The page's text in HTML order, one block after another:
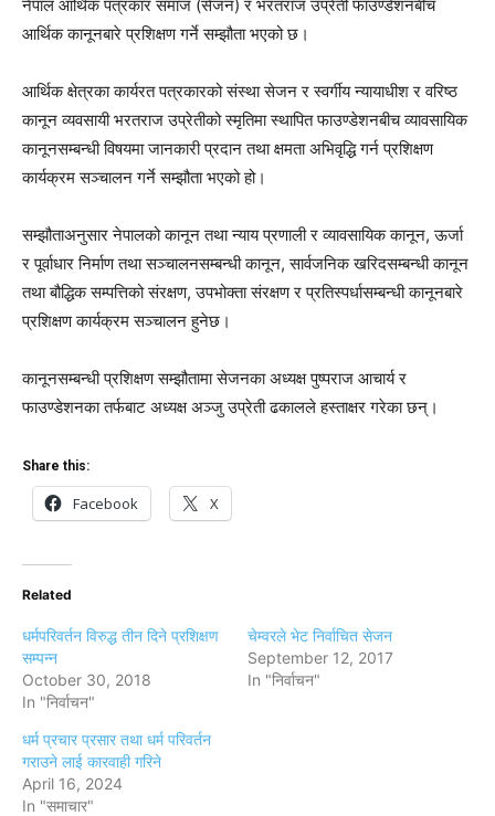
नेपाल आर्थिक पत्रकार समाज (सेजन) र भरतराज उप्रेती फाउण्डेशनबीच
आर्थिक कानूनबारे प्रशिक्षण गर्ने सम्झौता भएको छ।
आर्थिक क्षेत्रका कार्यरत पत्रकारको संस्था सेजन र स्वर्गीय न्यायाधीश र वरिष्ठ
कानून व्यवसायी भरतराज उप्रेतीको स्मृतिमा स्थापित फाउण्डेशनबीच व्यावसायिक
कानूनसम्बन्धी विषयमा जानकारी प्रदान तथा क्षमता अभिवृद्धि गर्न प्रशिक्षण
कार्यक्रम सञ्चालन गर्ने सम्झौता भएको हो।
सम्झौताअनुसार नेपालको कानून तथा न्याय प्रणाली र व्यावसायिक कानून, ऊर्जा
र पूर्वाधार निर्माण तथा सञ्चालनसम्बन्धी कानून, सार्वजनिक खरिदसम्बन्धी कानून
तथा बौद्धिक सम्पत्तिको संरक्षण, उपभोक्ता संरक्षण र प्रतिस्पर्धासम्बन्धी कानूनबारे
प्रशिक्षण कार्यक्रम सञ्चालन हुनेछ।
कानूनसम्बन्धी प्रशिक्षण सम्झौतामा सेजनका अध्यक्ष पुष्पराज आचार्य र
फाउण्डेशनका तर्फबाट अध्यक्ष अञ्जु उप्रेती ढकालले हस्ताक्षर गरेका छन्।
Share this:
Facebook X
Related
धर्मपरिवर्तन विरुद्ध तीन दिने प्रशिक्षण
सम्पन्न
October 30, 2018
In "निर्वाचन"
चेम्वरले भेट निर्वाचित सेजन
September 12, 2017
In "निर्वाचन"
धर्म प्रचार प्रसार तथा धर्म परिवर्तन
गराउने लाई कारवाही गरिने
April 16, 2024
In "समाचार"